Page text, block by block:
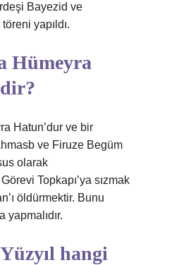
Bayezid ve
yapıldı.
Hümeyra
Hatun’dur ve bir
ve Firuze Begüm
olarak
Topkapı’ya sızmak
öldürmektir. Bunu
yapmalıdır.
hangi